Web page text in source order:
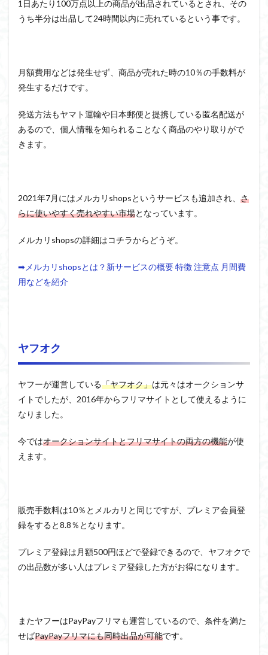
1日あたり100万点以上の商品が出品されているとされ、その
うち半分は出品して24時間以内に売れているという事です。
月額費用などは発生せず、商品が売れた時の10％の手数料が
発生するだけです。
発送方法もヤマト運輸や日本郵便と提携している匿名配送が
あるので、個人情報を知られることなく商品のやり取りがで
きます。
2021年7月にはメルカリshopsというサービスも追加され、 さ
らに使いやすく売れやすい市場となっています。
メルカリshopsの詳細はコチラからどうぞ。
➡メルカリshopsとは？新サービスの概要 特徴 注意点 月間費
用などを紹介
ヤフオク
ヤフーが運営している「ヤフオク」は元々はオークションサ
イトでしたが、2016年からフリマサイトとして使えるように
なりました。
今ではオークションサイトとフリマサイトの両方の機能が使
えます。
販売手数料は10％とメルカリと同じですが、プレミア会員登
録をすると8.8％となります。
プレミア登録は月額500円ほどで登録できるので、ヤフオクで
の出品数が多い人はプレミア登録した方がお得になります。
またヤフーはPayPayフリマも運営しているので、条件を満た
せばPayPayフリマにも同時出品が可能です。